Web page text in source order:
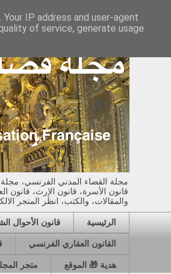
مجلة القضاء المدني الفرنسي،
قانون الأسرة، قانون الإرث، قانون
والمقالات، والكتب، انظر المتجر
الرئيسية قانون الأحوال
القانون العقاري الفرنسي
هدية 🎁 الموقع متجر
IP address and user-agent
of service, generate usage